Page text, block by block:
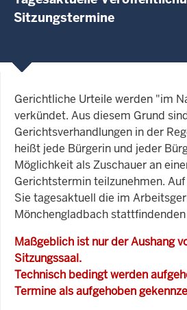
Sitzungstermine
Gerichtliche Urteile werden "im
verkündet. Aus diesem Grund
Gerichtsverhandlungen in der
heißt jede Bürgerin und jeder
Möglichkeit als Zuschauer an
Gerichtstermin teilzunehmen.
Sie tagesaktuell die im
Mönchengladbach
Maßgeblich ist nur der Aushang
Sitzungssaal.
Technisch bedingt werden
Termine als aufgehoben